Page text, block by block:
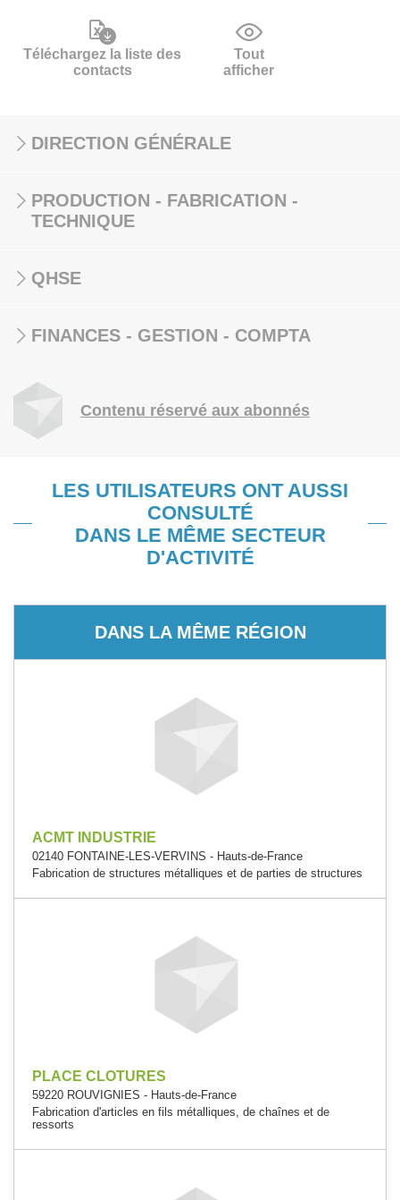
Téléchargez la liste des
contacts
Tout
afficher
DIRECTION GÉNÉRALE
PRODUCTION - FABRICATION -
TECHNIQUE
QHSE
FINANCES - GESTION - COMPTA
Contenu réservé aux abonnés
LES UTILISATEURS ONT AUSSI
CONSULTÉ
DANS LE MÊME SECTEUR
D'ACTIVITÉ
DANS LA MÊME RÉGION
ACMT INDUSTRIE
02140 FONTAINE-LES-VERVINS - Hauts-de-France
Fabrication de structures métalliques et de parties de structures
PLACE CLOTURES
59220 ROUVIGNIES - Hauts-de-France
Fabrication d'articles en fils métalliques, de chaînes et de
ressorts